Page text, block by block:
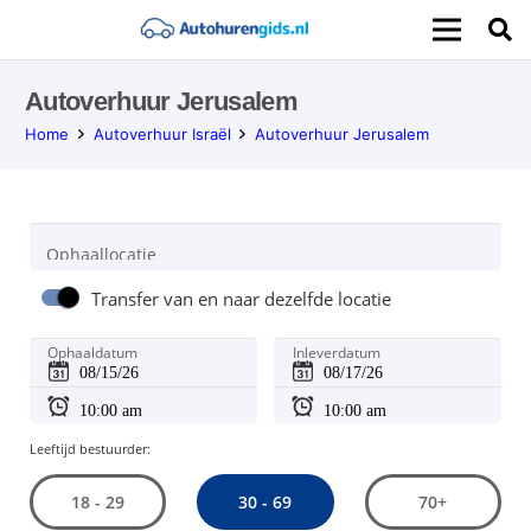
Autoverhuur Jerusalem
Home Autoverhuur Israël Autoverhuur Jerusalem
Ophaallocatie
Transfer van en naar dezelfde locatie
Ophaaldatum Inleverdatum
Leeftijd bestuurder:
18 - 29 30 - 69 70+